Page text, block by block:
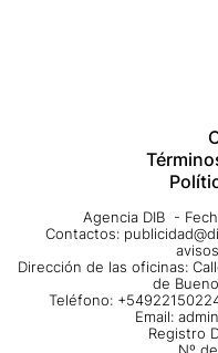
Agencia DIB -
Contactos:
Dirección de las oficinas:
de
Teléfono:
Email:
Registro